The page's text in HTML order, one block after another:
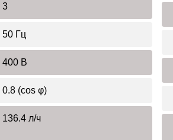
3
50 Гц
400 В
0.8 (cos φ)
136.4 л/ч